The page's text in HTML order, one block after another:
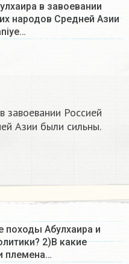
в завоевании
народов Средней Азии
завоевании Россией
Азии были сильны.
походы Абулхаира и
2)В какие
племена…